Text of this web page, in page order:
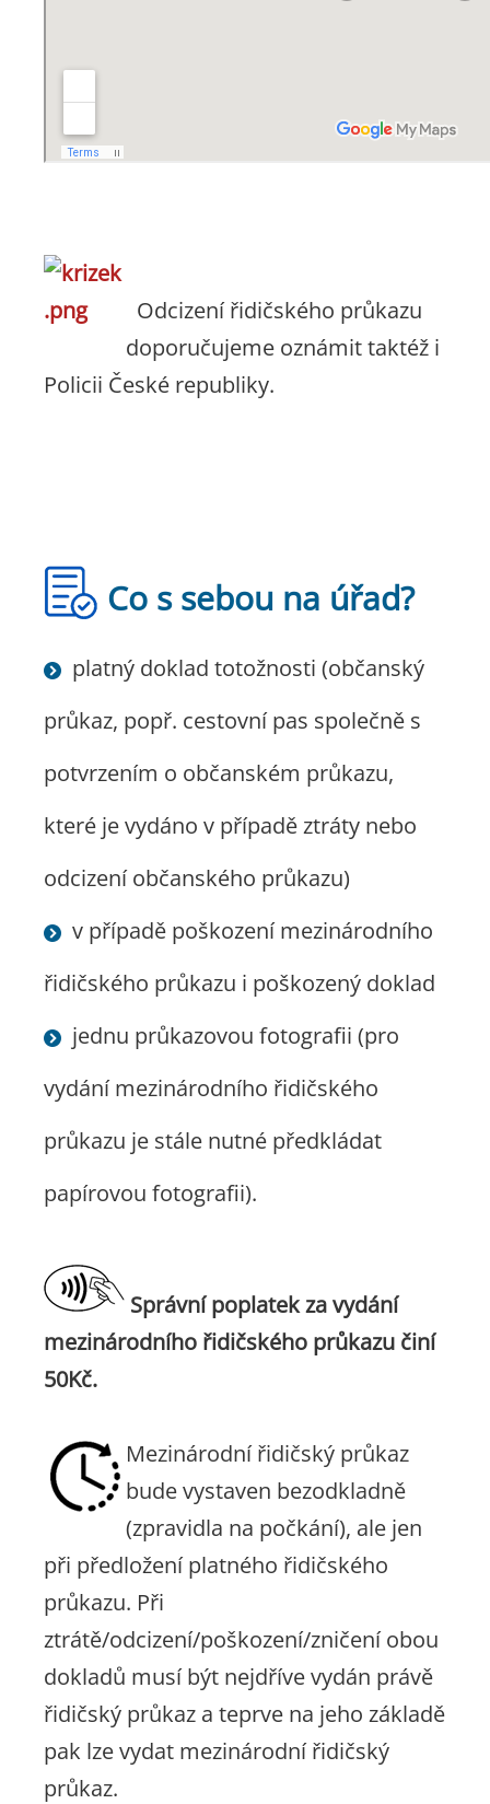
Odcizení řidičského průkazu
doporučujeme oznámit taktéž i
Policii České republiky.
Co s sebou na úřad?
platný doklad totožnosti (občanský
průkaz, popř. cestovní pas společně s
potvrzením o občanském průkazu,
které je vydáno v případě ztráty nebo
odcizení občanského průkazu)
v případě poškození mezinárodního
řidičského průkazu i poškozený doklad
jednu průkazovou fotografii (pro
vydání mezinárodního řidičského
průkazu je stále nutné předkládat
papírovou fotografii).
Správní poplatek za vydání
mezinárodního řidičského průkazu činí
50Kč.
Mezinárodní řidičský průkaz
bude vystaven bezodkladně
(zpravidla na počkání), ale jen
při předložení platného řidičského
průkazu. Při
ztrátě/odcizení/poškození/zničení obou
dokladů musí být nejdříve vydán právě
řidičský průkaz a teprve na jeho základě
pak lze vydat mezinárodní řidičský
průkaz.